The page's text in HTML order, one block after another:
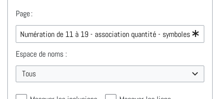
Page :
Espace de noms :
Tous